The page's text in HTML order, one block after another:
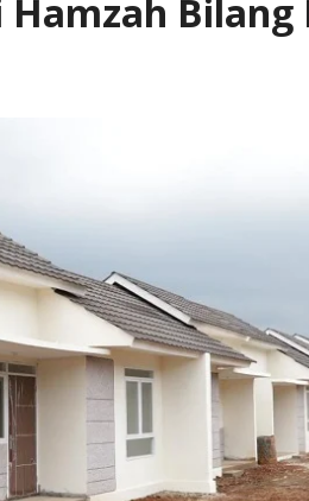
Bilang